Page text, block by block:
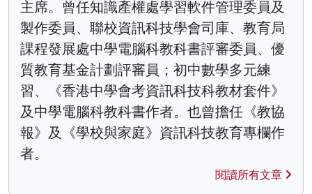
主席。曾任知識產權處學習軟件管理委員及
製作委員、聯校資訊科技學會司庫、教育局
課程發展處中學電腦科教科書評審委員、優
質教育基金計劃評審員；初中數學多元練
習、《香港中學會考資訊科技科教材套件》
及中學電腦科教科書作者。也曾擔任《教協
報》及《學校與家庭》資訊科技教育專欄作
者。
閱讀所有文章